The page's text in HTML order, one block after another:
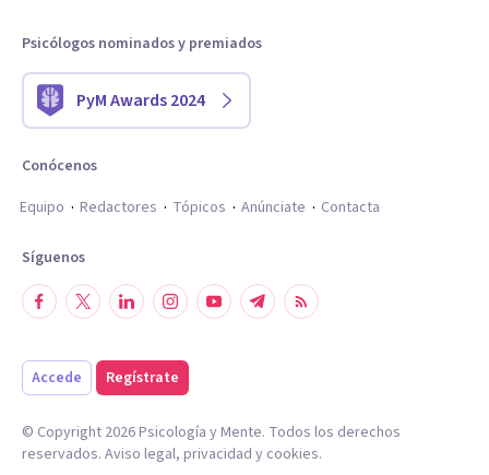
Psicólogos nominados y premiados
PyM Awards 2024
Conócenos
Equipo
Redactores Tópicos Anúnciate Contacta
Síguenos
Accede Regístrate
© Copyright 2026Psicología y Mente. Todos los derechos
reservados. Aviso legal, privacidad y cookies.